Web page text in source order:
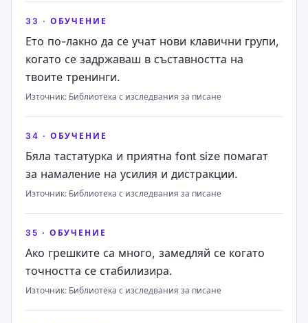
33 · ОБУЧЕНИЕ
Ето по-лакно да се учат нови клавични групи,
когато се задржаваш в съставността на
твоите тренинги.
Източник: Библиотека с изследвания за писане
34 · ОБУЧЕНИЕ
Бяла тастатурка и приятна font size помагат
за намаление на усилия и дистракции.
Източник: Библиотека с изследвания за писане
35 · ОБУЧЕНИЕ
Ако грешките са много, замедляй се когато
точността се стабилизира.
Източник: Библиотека с изследвания за писане